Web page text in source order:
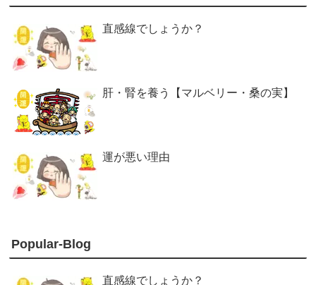
直感線でしょうか？
肝・腎を養う【マルベリー・桑の実】
運が悪い理由
Popular-Blog
直感線でしょうか？